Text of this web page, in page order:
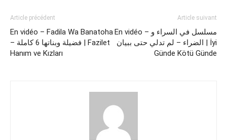
Article précédent
En vidéo – Fadila Wa Banatoha
– فضيلة وبناتها 6 كاملة | Fazilet
Hanım ve Kızları
Article suivant
En vidéo – مسلسل في السراء و
الضراء – لم تدلي حتى ببيان | İyi
Günde Kötü Günde